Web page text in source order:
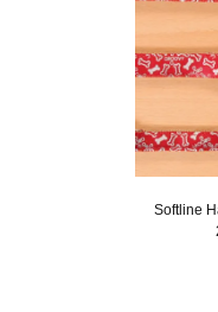
Softline